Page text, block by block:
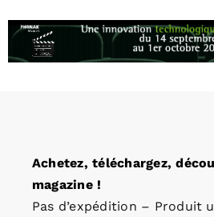
RH et emploi
Agenda
Achetez, téléchargez,
magazine !
Pas d’expédition – Produit